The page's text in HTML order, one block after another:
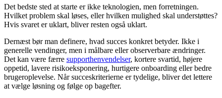
Det bedste sted at starte er ikke teknologien, men forretningen.
Hvilket problem skal løses, eller hvilken mulighed skal understøttes?
Hvis svaret er uklart, bliver resten også uklart.
Dernæst bør man definere, hvad succes konkret betyder. Ikke i
generelle vendinger, men i målbare eller observerbare ændringer.
Det kan være færre supporthenvendelser, kortere svartid, højere
oppetid, lavere risikoeksponering, hurtigere onboarding eller bedre
brugeroplevelse. Når succeskriterierne er tydelige, bliver det lettere
at vælge løsning og følge op bagefter.